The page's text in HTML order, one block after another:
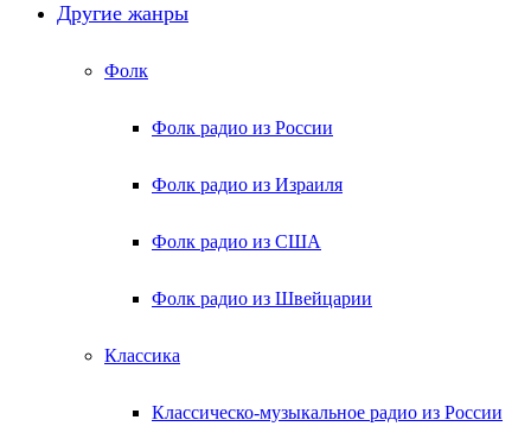
Другие жанры
Фолк
Фолк радио из России
Фолк радио из Израиля
Фолк радио из США
Фолк радио из Швейцарии
Классика
Классическо-музыкальное радио из России